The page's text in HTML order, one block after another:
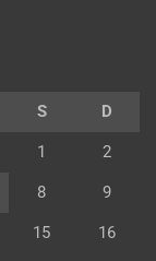
S D
1 2
8 9
15 16